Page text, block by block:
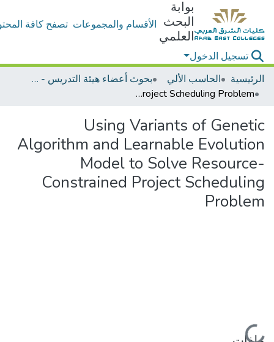
بوابة
البحث
العلمي
الأقسام والمجموعات تصفح كافة
تسجيل الدخول
الرئيسية
الحاسب الألي
بحوث أعضاء هيئة التدريس - الحاسب الألي
Using Variants of Genetic Algorithm and Learnable Evolution Model to Solve Resource-Constrained Project Scheduling Problem
Using Variants of Genetic
Algorithm and Learnable Evolution
Model to Solve Resource-
Constrained Project Scheduling
Problem
جاري التحميل...